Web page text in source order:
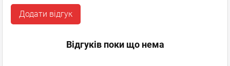
Додати відгук
Відгуків поки що нема